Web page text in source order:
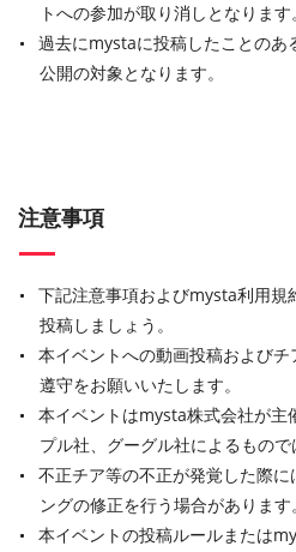
トへの参加が取り消しとなります。
過去にmystaに投稿したことのあ
公開の対象となります。
注意事項
下記注意事項およびmysta利用規
投稿しましょう。
本イベントへの動画投稿および
遵守をお願いいたします。
本イベントはmysta株式会社が主
プル社、グーグル社によるもので
不正チア等の不正が発覚した際
ングの修正を行う場合があります。
本イベントの投稿ルールまたは